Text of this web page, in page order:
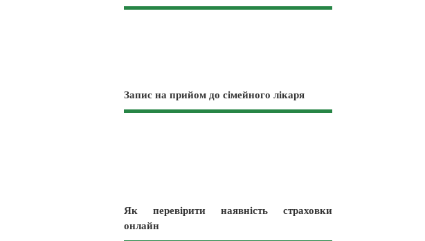
Запис на прийом до сімейного лікаря
Як перевірити наявність страховки
онлайн